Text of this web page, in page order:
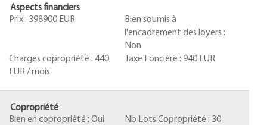
Aspects financiers
Prix : 398900 EUR
Bien soumis à
l'encadrement des loyers :
Non
Charges copropriété : 440
EUR / mois
Taxe Foncière : 940 EUR
Copropriété
Bien en copropriété : Oui Nb Lots Copropriété : 30